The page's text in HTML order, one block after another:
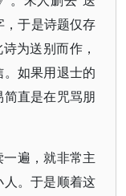
，于是诗题仅存
为送别而作，
如果用退士的
直是在咒骂朋
遍，就非常主
。于是顺着这